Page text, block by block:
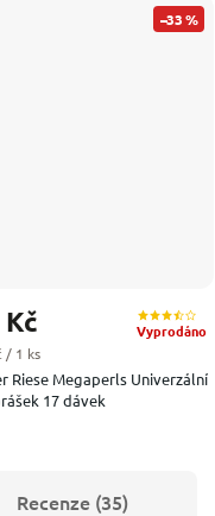
–33 %
Riese Megaperls Univerzální
17 dávek
Vyprodáno
/ 1 ks
Recenze (35)